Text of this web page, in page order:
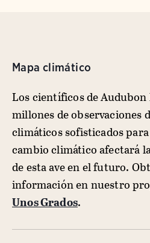
Mapa climático
Los científicos de
millones de observaciones
climáticos sofisticados
cambio climático afectará
de esta ave en el futuro.
información en nuestro
Unos Grados.